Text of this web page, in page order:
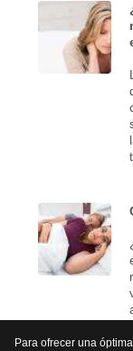
Para ofrecer una